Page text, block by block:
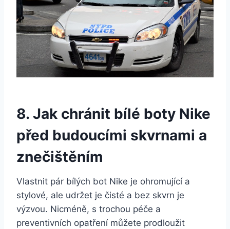
8. Jak⁢ chránit bílé boty ​Nike
‍před budoucími skvrnami a
znečištěním
Vlastnit pár bílých bot Nike ​je ohromující a
stylové, ale ⁣udržet je čisté a bez skvrn je
výzvou.⁤ Nicméně, s trochou péče a
preventivních ‌opatření můžete prodloužit